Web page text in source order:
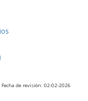
Fecha de revisión: 02-02-2026